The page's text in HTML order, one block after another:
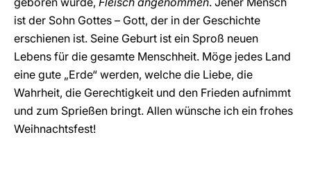
ist der Sohn Gottes – Gott, der in der Geschichte
erschienen ist. Seine Geburt ist ein Sproß neuen
Lebens für die gesamte Menschheit. Möge jedes Land
eine gute „Erde“ werden, welche die Liebe, die
Wahrheit, die Gerechtigkeit und den Frieden aufnimmt
und zum Sprießen bringt. Allen wünsche ich ein frohes
Weihnachtsfest!